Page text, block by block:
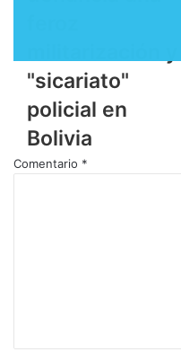
"sicariato"
policial en
Bolivia
Comentario *